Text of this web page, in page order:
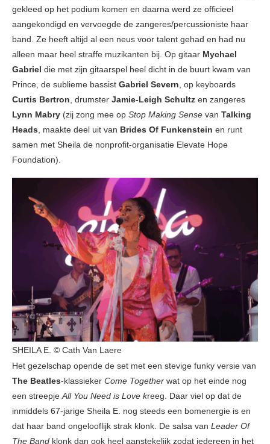
gekleed op het podium komen en daarna werd ze officieel
aangekondigd en vervoegde de zangeres/percussioniste haar
band. Ze heeft altijd al een neus voor talent gehad en had nu
alleen maar heel straffe muzikanten bij. Op gitaar Mychael
Gabriel die met zijn gitaarspel heel dicht in de buurt kwam van
Prince, de sublieme bassist Gabriel Severn, op keyboards
Curtis Bertron, drumster Jamie-Leigh Schultz en zangeres
Lynn Mabry (zij zong mee op Stop Making Sense van Talking
Heads, maakte deel uit van Brides Of Funkenstein en runt
samen met Sheila de nonprofit-organisatie Elevate Hope
Foundation).
SHEILA E. © Cath Van Laere
Het gezelschap opende de set met een stevige funky versie van
The Beatles-klassieker Come Together wat op het einde nog
een streepjeAll You Need is Love kreeg. Daar viel op dat de
inmiddels 67-jarige Sheila E. nog steeds een bomenergie is en
dat haar band ongelooflijk strak klonk. De salsa van Leader Of
The Band klonk dan ook heel aanstekelijk zodat iedereen in het